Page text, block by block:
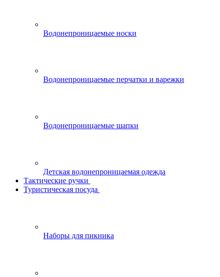
Водонепроницаемые носки
Водонепроницаемые перчатки и варежки
Водонепроницаемые шапки
Детская водонепроницаемая одежда
Тактические ручки
Туристическая посуда
Наборы для пикника